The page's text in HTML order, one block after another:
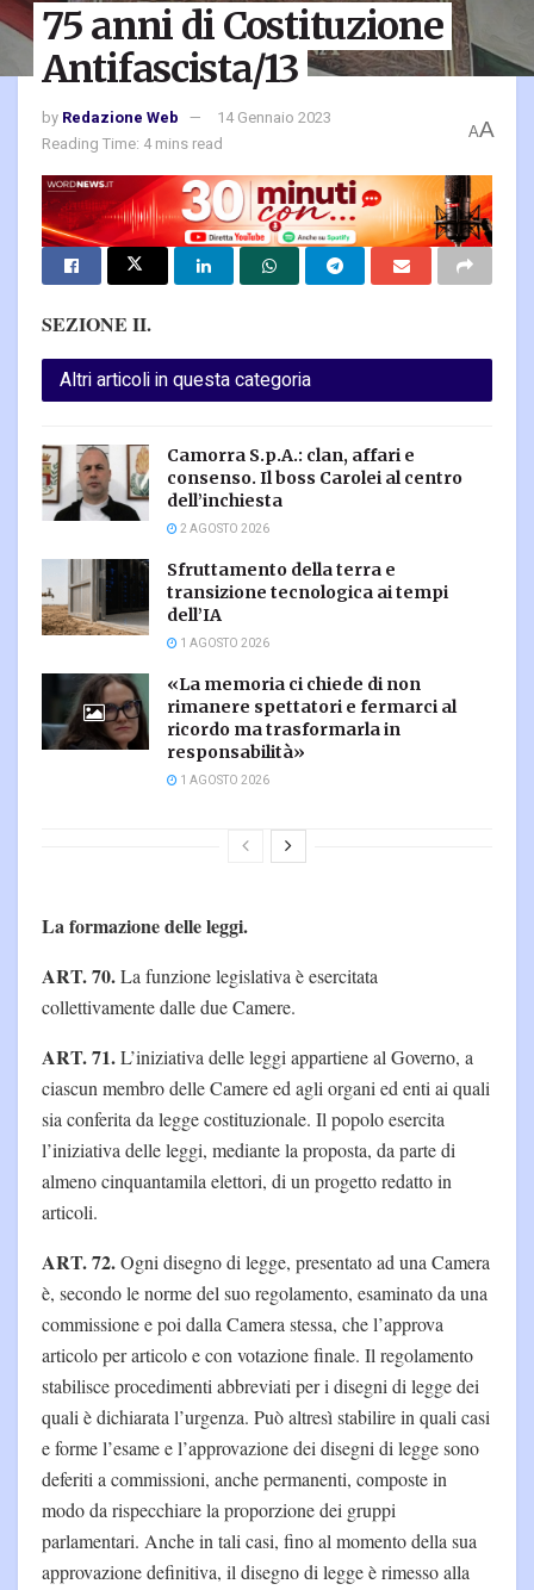
75 anni di Costituzione
Antifascista/13
by Redazione Web
14 Gennaio 2023
Reading Time: 4 mins read
AA
SEZIONE II.
Altri articoli in questa categoria
Camorra S.p.A.: clan, affari e
consenso. Il boss Carolei al centro
dell’inchiesta
2 AGOSTO 2026
Sfruttamento della terra e
transizione tecnologica ai tempi
dell’IA
1 AGOSTO 2026
«La memoria ci chiede di non
rimanere spettatori e fermarci al
ricordo ma trasformarla in
responsabilità»
1 AGOSTO 2026
La formazione delle leggi.
ART. 70.La funzione legislativa è esercitata
collettivamente dalle due Camere.
ART. 71.L’iniziativa delle leggi appartiene al Governo, a
ciascun membro delle Camere ed agli organi ed enti ai quali
sia conferita da legge costituzionale. Il popolo esercita
l’iniziativa delle leggi, mediante la proposta, da parte di
almeno cinquantamila elettori, di un progetto redatto in
articoli.
ART. 72.Ogni disegno di legge, presentato ad una Camera
è, secondo le norme del suo regolamento, esaminato da una
commissione e poi dalla Camera stessa, che l’approva
articolo per articolo e con votazione finale. Il regolamento
stabilisce procedimenti abbreviati per i disegni di legge dei
quali è dichiarata l’urgenza. Può altresì stabilire in quali casi
e forme l’esame e l’approvazione dei disegni di legge sono
deferiti a commissioni, anche permanenti, composte in
modo da rispecchiare la proporzione dei gruppi
parlamentari. Anche in tali casi, fino al momento della sua
approvazione definitiva, il disegno di legge è rimesso alla